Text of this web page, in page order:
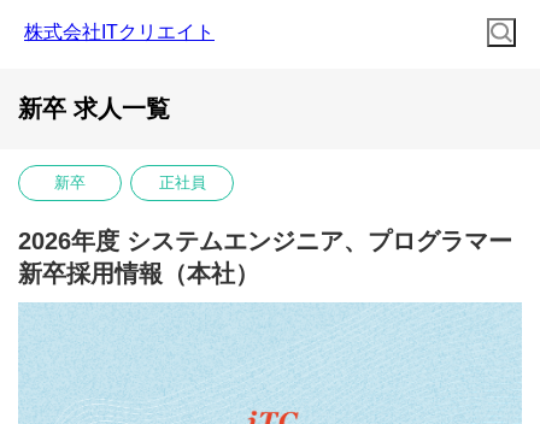
株式会社ITクリエイト
新卒 求人一覧
新卒 正社員
2026年度 システムエンジニア、プログラマー
新卒採用情報（本社）